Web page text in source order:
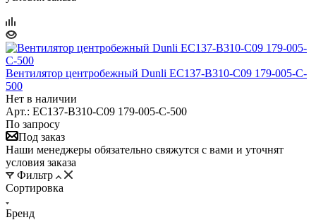
Вентилятор центробежный Dunli EC137-B310-C09 179-005-C-
500
Нет в наличии
Арт.: EC137-B310-C09 179-005-C-500
По запросу
Под заказ
Наши менеджеры обязательно свяжутся с вами и уточнят
условия заказа
Фильтр
Сортировка
Бренд